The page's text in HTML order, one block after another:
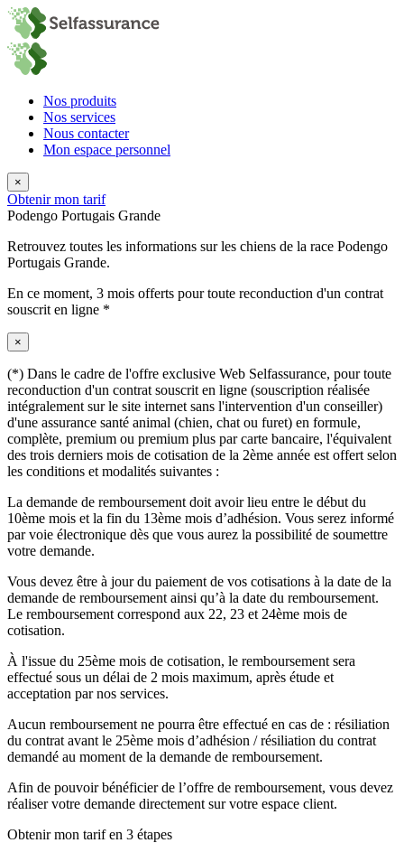
Nos produits
Nos services
Nous contacter
Mon espace personnel
×
Obtenir mon tarif
Podengo Portugais Grande
Retrouvez toutes les informations sur les chiens de la race Podengo
Portugais Grande.
En ce moment, 3 mois offerts pour toute reconduction d'un contrat
souscrit en ligne *
×
(*) Dans le cadre de l'offre exclusive Web Selfassurance, pour toute
reconduction d'un contrat souscrit en ligne (souscription réalisée
intégralement sur le site internet sans l'intervention d'un conseiller)
d'une assurance santé animal (chien, chat ou furet) en formule,
complète, premium ou premium plus par carte bancaire, l'équivalent
des trois derniers mois de cotisation de la 2ème année est offert selon
les conditions et modalités suivantes :
La demande de remboursement doit avoir lieu entre le début du
10ème mois et la fin du 13ème mois d’adhésion. Vous serez informé
par voie électronique dès que vous aurez la possibilité de soumettre
votre demande.
Vous devez être à jour du paiement de vos cotisations à la date de la
demande de remboursement ainsi qu’à la date du remboursement.
Le remboursement correspond aux 22, 23 et 24ème mois de
cotisation.
À l'issue du 25ème mois de cotisation, le remboursement sera
effectué sous un délai de 2 mois maximum, après étude et
acceptation par nos services.
Aucun remboursement ne pourra être effectué en cas de : résiliation
du contrat avant le 25ème mois d’adhésion / résiliation du contrat
demandé au moment de la demande de remboursement.
Afin de pouvoir bénéficier de l’offre de remboursement, vous devez
réaliser votre demande directement sur votre espace client.
Obtenir mon tarif en 3 étapes